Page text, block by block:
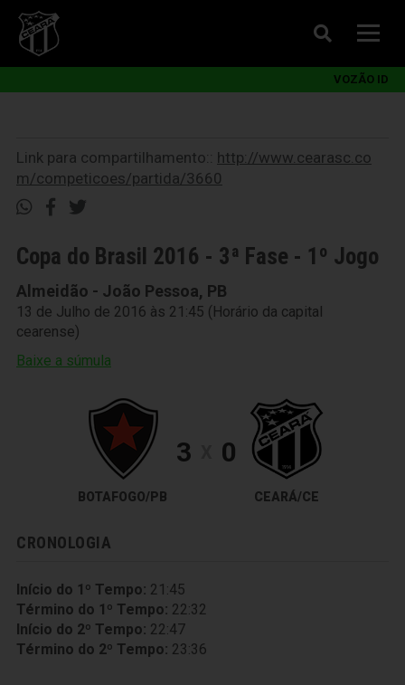
VOZÃO ID
Link para compartilhamento:: http://www.cearasc.co
m/competicoes/partida/3660
Copa do Brasil 2016 - 3ª Fase - 1º Jogo
Almeidão - João Pessoa, PB
13 de Julho de 2016 às 21:45 (Horário da capital
cearense)
Baixe a súmula
BOTAFOGO/PB
3 0
CEARÁ/CE
CRONOLOGIA
Início do 1º Tempo: 21:45
Término do 1º Tempo: 22:32
Início do 2º Tempo: 22:47
Término do 2º Tempo: 23:36